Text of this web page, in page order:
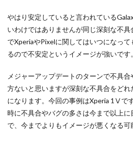
やはり安定していると言われている
いわけではありませんが同じ深刻な不
でXperiaやPixelに関してはいつになっ
るので不安定というイメージが強いです。
メジャーアップデートのターンで不具
方ないと思いますが深刻な不具合をど
になります。今回の事例はXperia 1Ⅴで
時に不具合やバグの多さは今まで以上
で、今までよりもイメージが悪くなる可